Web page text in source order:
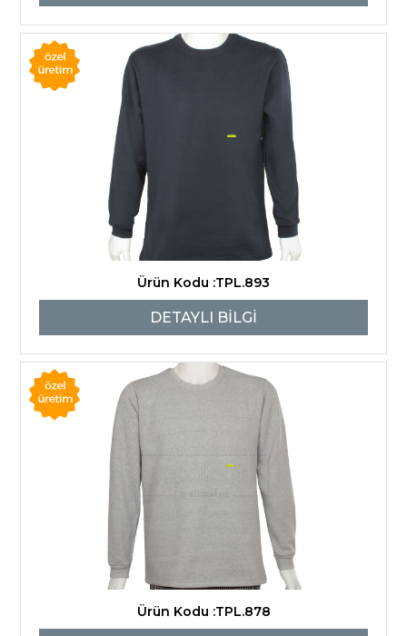
Ürün Kodu :TPL.893
DETAYLI BİLGİ
Ürün Kodu :TPL.878